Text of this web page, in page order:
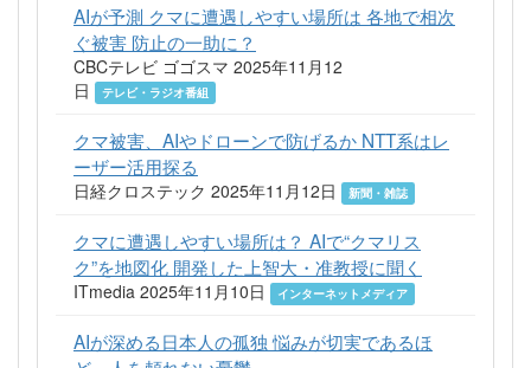
AIが予測 クマに遭遇しやすい場所は 各地で相次
ぐ被害 防止の一助に？
CBCテレビ ゴゴスマ 2025年11月12
日
テレビ・ラジオ番組
クマ被害、AIやドローンで防げるか NTT系はレ
ーザー活用探る
日経クロステック 2025年11月12日 新聞・雑誌
クマに遭遇しやすい場所は？ AIで“クマリス
ク”を地図化 開発した上智大・准教授に聞く
ITmedia 2025年11月10日 インターネットメディア
AIが深める日本人の孤独 悩みが切実であるほ